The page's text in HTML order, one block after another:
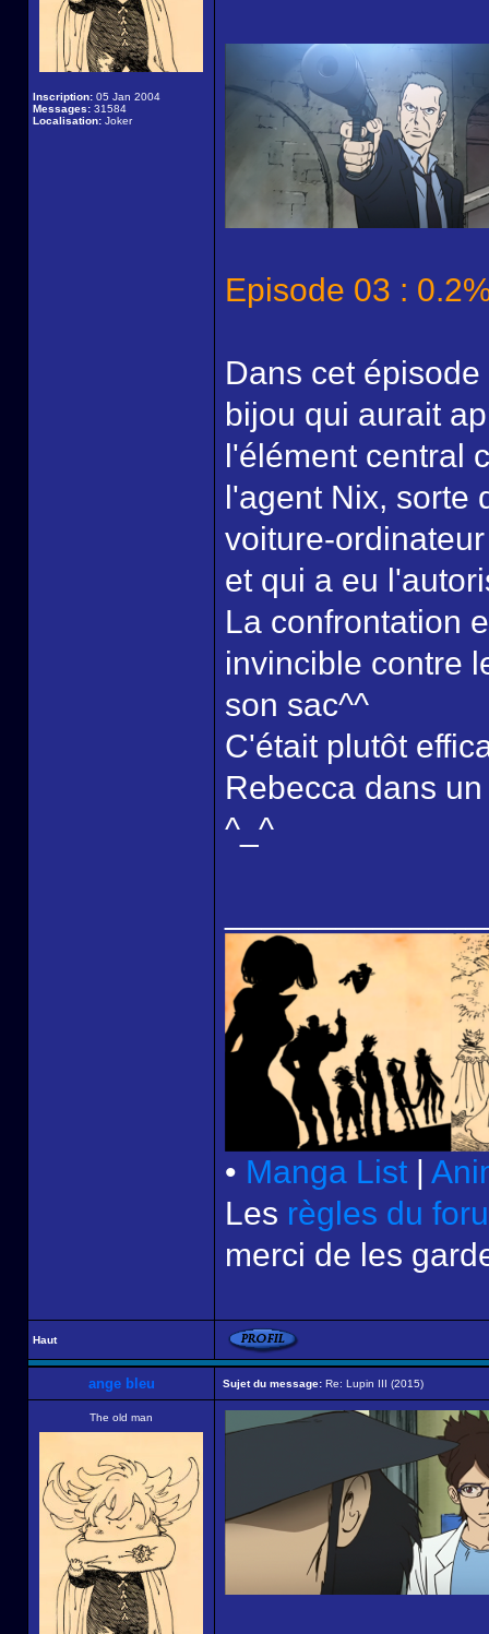
Inscription: 05 Jan 2004
Messages: 31584
Localisation: Joker
Episode 03 :
Dans cet
bijou qui aurait
l'élément central
l'agent Nix, sorte
voiture-
et qui a eu
La confrontation
invincible contre
son sac^^
C'était plutôt
Rebecca dans
^_^
• Manga List |
Les règles du
merci de les
Haut
ange bleu Sujet du message: Re: Lupin III (2015)
The old man